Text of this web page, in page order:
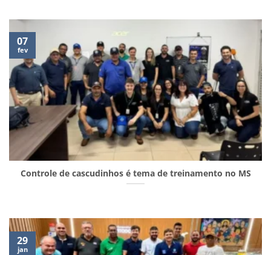
Controle de cascudinhos é tema de treinamento no MS
07
fev
29
jan